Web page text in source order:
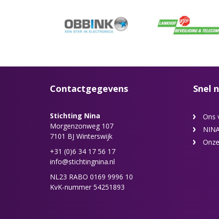
Contactgegevens
Stichting Nina
Morgenzonweg 107
7101 BJ Winterswijk
+31 (0)6 34 17 56 17
info@stichtingnina.nl
NL23 RABO 0169 9996 10
KvK-nummer 54251893
Snel
Ons